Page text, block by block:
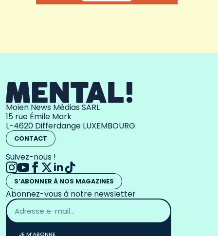
Moien News Médias SARL
15 rue Émile Mark
L-4620 Differdange LUXEMBOURG
CONTACT
Suivez-nous !
S’ABONNER À NOS MAGAZINES
Abonnez-vous à notre newsletter
Adresse
email
*
JE M’ABONNE